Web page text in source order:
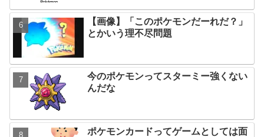
【画像】「このポケモンだーれだ？」
とかいう理不尽問題
今のポケモンってスターミー強くない
んだな
ポケモンカードってゲームとしては面